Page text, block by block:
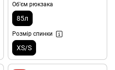
Об'єм рюкзака
85л
Розмір спинки
XS/S